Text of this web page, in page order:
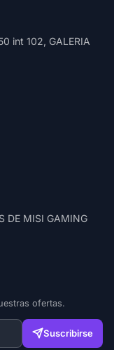
int 102, GALERIA
DE MISI GAMING
ofertas.
Suscribirse